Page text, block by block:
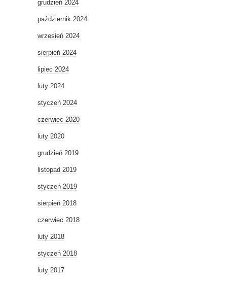
grudzień 2024
październik 2024
wrzesień 2024
sierpień 2024
lipiec 2024
luty 2024
styczeń 2024
czerwiec 2020
luty 2020
grudzień 2019
listopad 2019
styczeń 2019
sierpień 2018
czerwiec 2018
luty 2018
styczeń 2018
luty 2017